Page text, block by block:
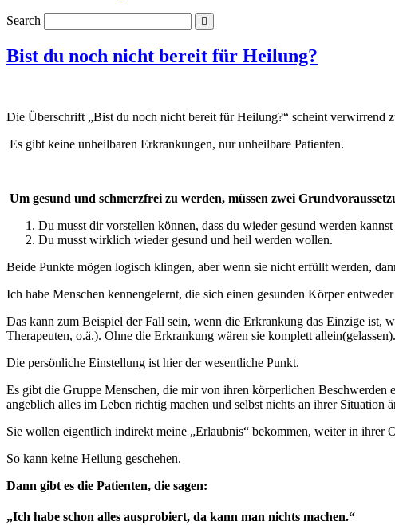
Search
Bist du noch nicht bereit für Heilung?
Die Überschrift „Bist du noch nicht bereit für Heilung?“ scheint verwirrend
Es gibt keine unheilbaren Erkrankungen, nur unheilbare Patienten.
Um gesund und schmerzfrei zu werden, müssen zwei
Du musst dir vorstellen können, dass du wieder gesund werden
Du musst wirklich wieder gesund und heil werden wollen.
Beide Punkte mögen logisch klingen, aber wenn sie nicht erfüllt werden,
Ich habe Menschen kennengelernt, die sich einen gesunden Körper
Das kann zum Beispiel der Fall sein, wenn die Erkrankung das Einzige ist,
Therapeuten, o.ä.). Ohne die Erkrankung wären sie komplett allein(gelassen).
Die persönliche Einstellung ist hier der wesentliche Punkt.
Es gibt die Gruppe Menschen, die mir von ihren körperlichen Beschwerden
angeblich alles im Leben richtig machen und selbst nichts an ihrer Situation
Sie wollen eigentlich indirekt meine „Erlaubnis“ bekommen, weiter in
So kann keine Heilung geschehen.
Dann gibt es die Patienten, die sagen:
„Ich habe schon alles ausprobiert, da kann man nichts machen.“